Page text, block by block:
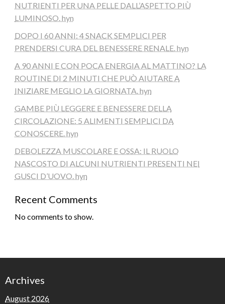
NUTRIENTI PER UNA PELLE DALL’ASPETTO PIÙ
LUMINOSO. hyn
DOPO I 60 ANNI: 4 SNACK SEMPLICI PER
PRENDERSI CURA DEL BENESSERE RENALE. hyn
A 90 ANNI E CON POCA ENERGIA AL MATTINO? LA
ROUTINE DI 2 MINUTI CHE PUÒ AIUTARE A
INIZIARE MEGLIO LA GIORNATA. hyn
GAMBE PIÙ LEGGERE E BENESSERE DELLA
CIRCOLAZIONE: 5 ALIMENTI SEMPLICI DA
CONOSCERE. hyn
DEBOLEZZA MUSCOLARE E OSSA: IL RUOLO
NASCOSTO DI ALCUNI NUTRIENTI PRESENTI NEI
GUSCI D’UOVO. hyn
Recent Comments
No comments to show.
Archives
August 2026